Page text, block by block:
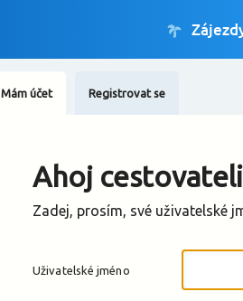
Mám účet Registrovat se
Ahoj
Zadej, prosím, své uživatelské
Uživatelské jméno